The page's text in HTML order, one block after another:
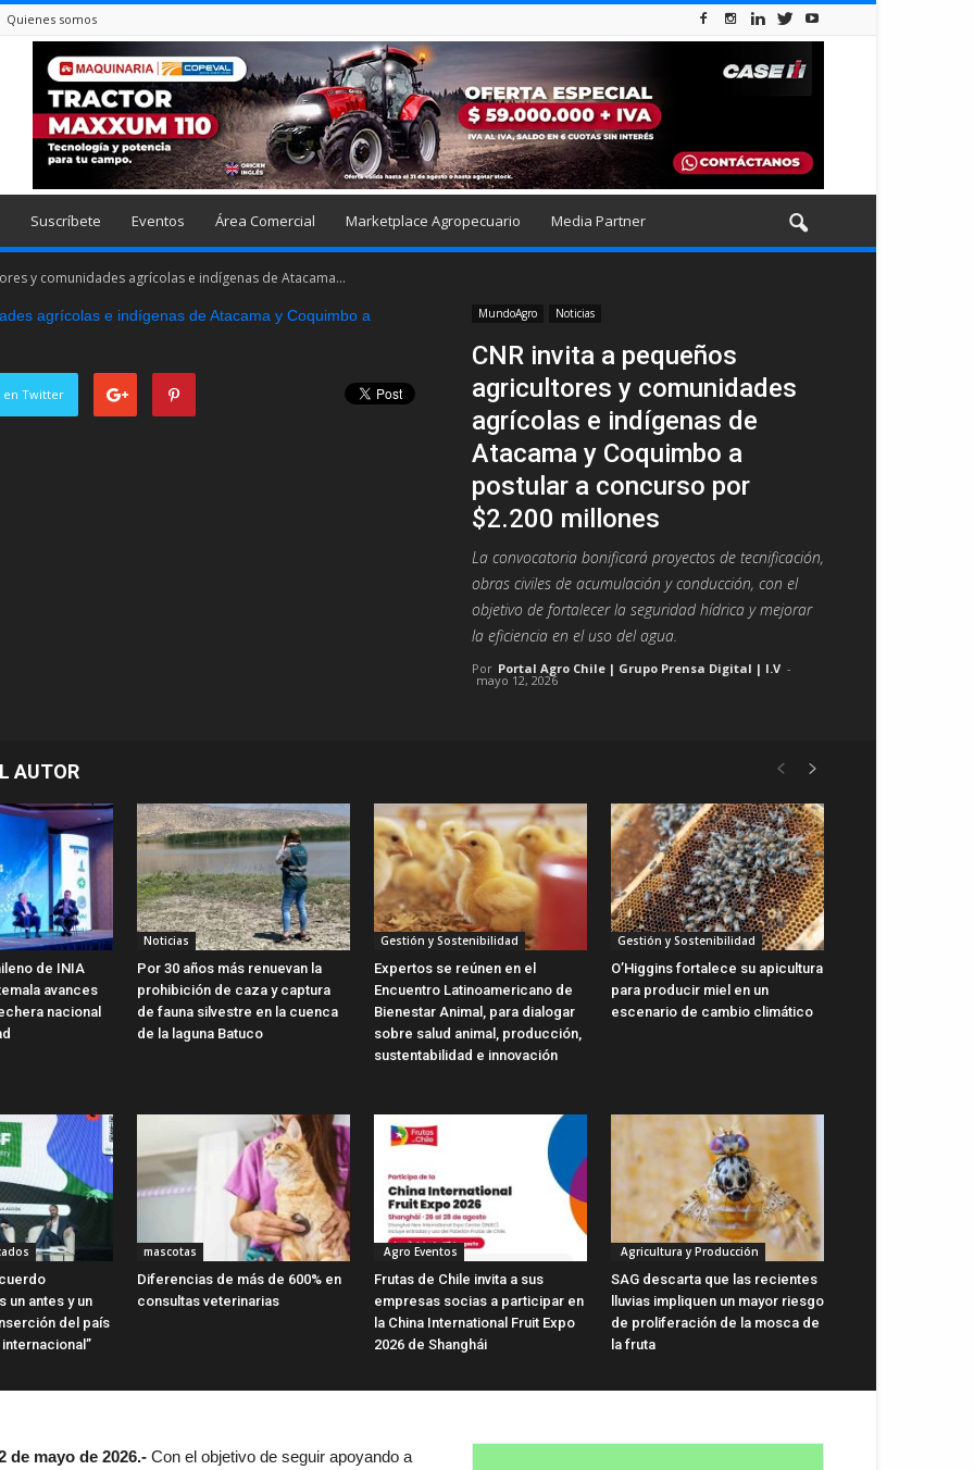
Quienes somos
Suscríbete Eventos Área Comercial Marketplace Agropecuario Media Partner
y comunidades agrícolas e indígenas de Atacama...
MundoAgro Noticias
CNR invita a pequeños
agricultores y comunidades
agrícolas e indígenas de
Atacama y Coquimbo a
postular a concurso por
$2.200 millones
La convocatoria bonificará proyectos de tecnificación,
obras civiles de acumulación y conducción, con el
objetivo de fortalecer la seguridad hídrica y mejorar
la eficiencia en el uso del agua.
Por Portal Agro Chile | Grupo Prensa Digital | I.V -
mayo 12, 2026
Twitter
AUTOR
de INIA
avances
nacional
Noticias
Por 30 años más renuevan la
prohibición de caza y captura
de fauna silvestre en la cuenca
de la laguna Batuco
Gestión y Sostenibilidad
Expertos se reúnen en el
Encuentro Latinoamericano de
Bienestar Animal, para dialogar
sobre salud animal, producción,
sustentabilidad e innovación
Gestión y Sostenibilidad
O’Higgins fortalece su apicultura
para producir miel en un
escenario de cambio climático
un antes y un
del país
mascotas
Diferencias de más de 600% en
consultas veterinarias
Agro Eventos
Frutas de Chile invita a sus
empresas socias a participar en
la China International Fruit Expo
2026 de Shanghái
Agricultura y Producción
SAG descarta que las recientes
lluvias impliquen un mayor riesgo
de proliferación de la mosca de
la fruta
de mayo de 2026.- Con el objetivo de seguir apoyando a